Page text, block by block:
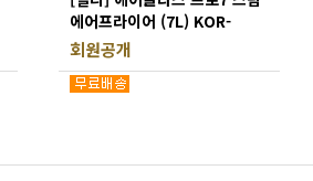
에어프라이어 (7L) KOR-
SGAF25701
회원공개